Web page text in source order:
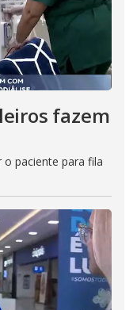
fazem
paciente para fila